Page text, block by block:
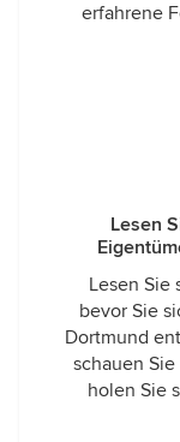
erfahrene
Lesen
Lesen Sie
bevor Sie
Dortmund
schauen
holen Sie